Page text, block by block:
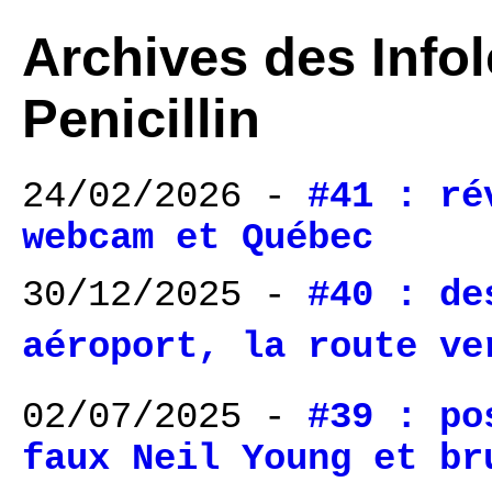
Archives des
Penicillin
24/02/2026 - #41 :
webcam et Québec
30/12/2025 - #40 :
aéroport, la route
02/07/2025 - #39 :
faux Neil Young et